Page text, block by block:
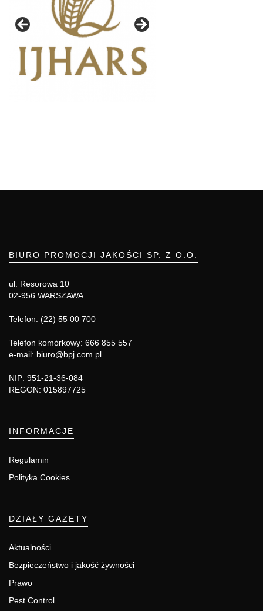
BIURO PROMOCJI JAKOŚCI SP. Z O.O.
ul. Resorowa 10
02-956 WARSZAWA
Telefon: (22) 55 00 700
Telefon komórkowy: 666 855 557
e-mail: biuro@bpj.com.pl
NIP: 951-21-36-084
REGON: 015897725
INFORMACJE
Regulamin
Polityka Cookies
DZIAŁY GAZETY
Aktualności
Bezpieczeństwo i jakość żywności
Prawo
Pest Control